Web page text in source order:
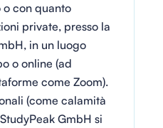
con quanto
private, presso la
in un luogo
o online (ad
come Zoom).
(come calamità
GmbH si